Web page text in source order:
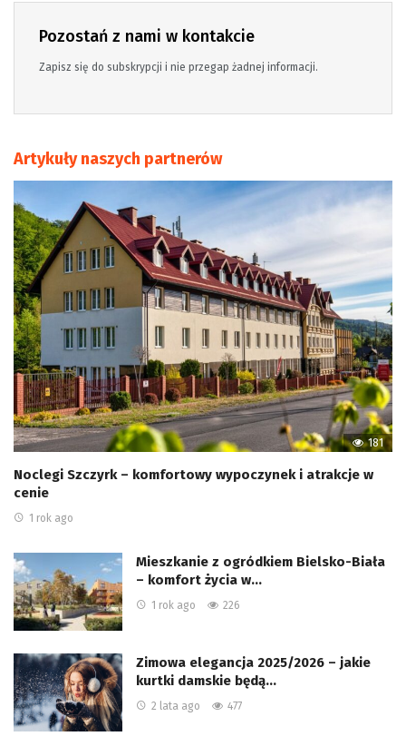
Pozostań z nami w kontakcie
Zapisz się do subskrypcji i nie przegap żadnej informacji.
Artykuły naszych partnerów
181
Noclegi Szczyrk – komfortowy wypoczynek i atrakcje w
cenie
1 rok ago
Mieszkanie z ogródkiem Bielsko-Biała
– komfort życia w…
1 rok ago 226
Zimowa elegancja 2025/2026 – jakie
kurtki damskie będą…
2 lata ago 477